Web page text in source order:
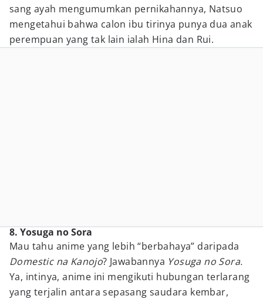
sang ayah mengumumkan pernikahannya, Natsuo
mengetahui bahwa calon ibu tirinya punya dua anak
perempuan yang tak lain ialah Hina dan Rui.
8. Yosuga no Sora
Mau tahu anime yang lebih “berbahaya” daripada
Domestic na Kanojo? Jawabannya Yosuga no Sora.
Ya, intinya, anime ini mengikuti hubungan terlarang
yang terjalin antara sepasang saudara kembar,